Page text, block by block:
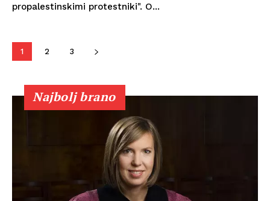
propalestinskimi protestniki". O...
1 2 3
Najbolj brano